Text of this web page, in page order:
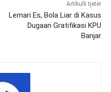
Artikulli tjetër
Lemari Es, Bola Liar di Kasus
Dugaan Gratifikasi KPU
Banjar